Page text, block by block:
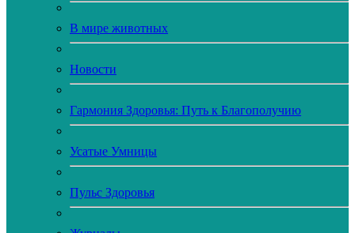
В мире животных
Новости
Гармония Здоровья: Путь к Благополучию
Усатые Умницы
Пульс Здоровья